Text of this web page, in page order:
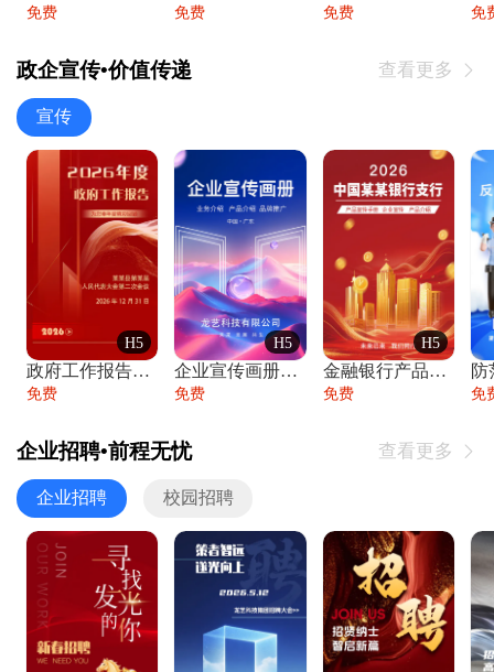
免费 免费 免费 免
政企宣传•价值传递 查看更多 
宣传
H5
政府工作报告政府年终工作总结
免费
H5
企业宣传画册公司简介产品介绍业务宣传手册
免费
H5
金融银行产品宣传手册企业宣传产品介绍
免费
防
免
企业招聘•前程无忧 查看更多 
企业招聘 校园招聘